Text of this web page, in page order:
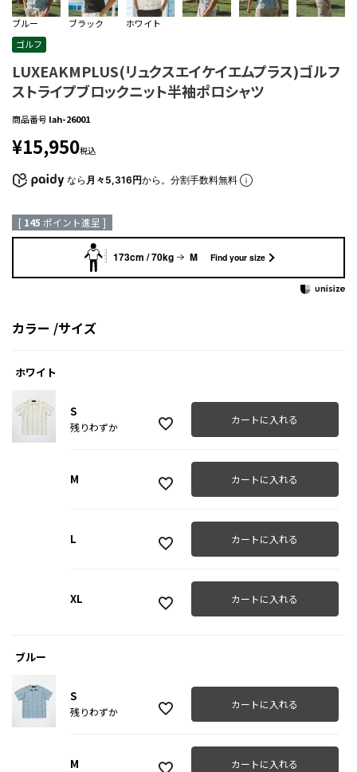
ブルー ブラック
ホワイト
ゴルフ
LUXEAKMPLUS(リュクスエイケイエムプラス)ゴルフ
ストライプブロックニット半袖ポロシャツ
商品番号 lah-26001
¥15,950税込
なら 月々5,316円から。分割手数料無料
[ 145 ポイント進呈 ]
173cm / 70kg M Find your size
カラー サイズ
ホワイト
S
残りわずか
カートに入れる
M カートに入れる
L カートに入れる
XL カートに入れる
ブルー
S
残りわずか
カートに入れる
M カートに入れる